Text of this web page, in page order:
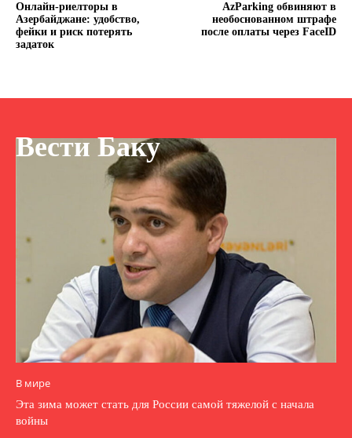
Онлайн-риелторы в
Азербайджане: удобство,
фейки и риск потерять
задаток
AzParking обвиняют в
необоснованном штрафе
после оплаты через FaceID
Вести Баку
В мире
Эта зима может стать для России самой тяжелой с начала
войны